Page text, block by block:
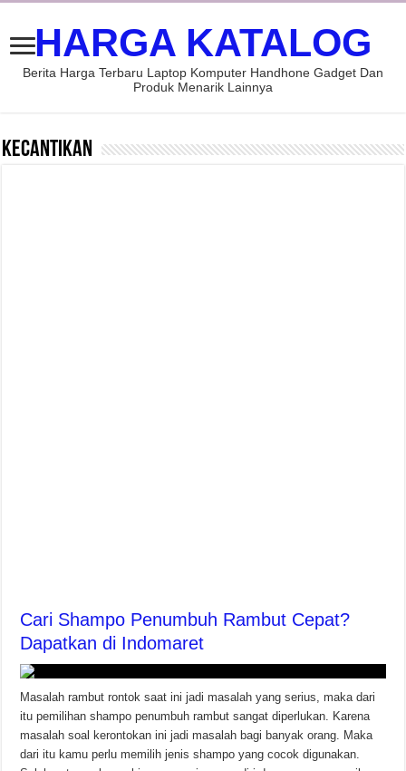
HARGA KATALOG
Berita Harga Terbaru Laptop Komputer Handhone Gadget Dan
Produk Menarik Lainnya
Kecantikan
Cari Shampo Penumbuh Rambut Cepat?
Dapatkan di Indomaret
Masalah rambut rontok saat ini jadi masalah yang serius, maka dari
itu pemilihan shampo penumbuh rambut sangat diperlukan. Karena
masalah soal kerontokan ini jadi masalah bagi banyak orang. Maka
dari itu kamu perlu memilih jenis shampo yang cocok digunakan.